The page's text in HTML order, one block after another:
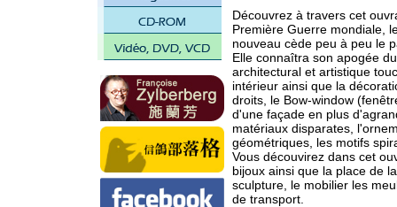
Découvrez à travers cet
Première Guerre mondiale,
nouveau cède peu à peu le
Elle connaîtra son apogée
architectural et artistique
intérieur ainsi que la
droits, le Bow-window
d'une façade en plus
matériaux disparates,
géométriques, les motifs
Vous découvirez dans cet
bijoux ainsi que la place de
sculpture, le mobilier les
de transport.